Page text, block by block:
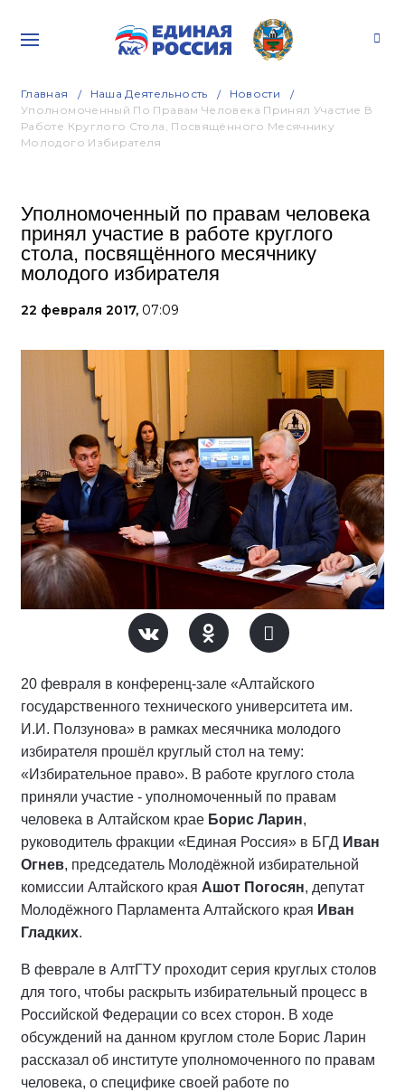
Главная Наша Деятельность
Новости
Уполномоченный По Правам Человека Принял Участие В
Работе Круглого Стола, Посвящённого Месячнику
Молодого Избирателя
Уполномоченный по правам человека
принял участие в работе круглого
стола, посвящённого месячнику
молодого избирателя
22 февраля 2017, 07:09
20 февраля в конференц-зале «Алтайского
государственного технического университета им.
И.И. Ползунова» в рамках месячника молодого
избирателя прошёл круглый стол на тему:
«Избирательное право». В работе круглого стола
приняли участие - уполномоченный по правам
человека в Алтайском крае Борис Ларин,
руководитель фракции «Единая Россия» в БГД Иван
Огнев, председатель Молодёжной избирательной
комиссии Алтайского края Ашот Погосян, депутат
Молодёжного Парламента Алтайского края Иван
Гладких.
В феврале в АлтГТУ проходит серия круглых столов
для того, чтобы раскрыть избирательный процесс в
Российской Федерации со всех сторон. В ходе
обсуждений на данном круглом столе Борис Ларин
рассказал об институте уполномоченного по правам
человека, о специфике своей работе по